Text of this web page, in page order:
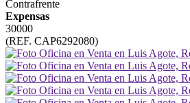
Contrafrente
Expensas
30000
(REF. CAP6292080)